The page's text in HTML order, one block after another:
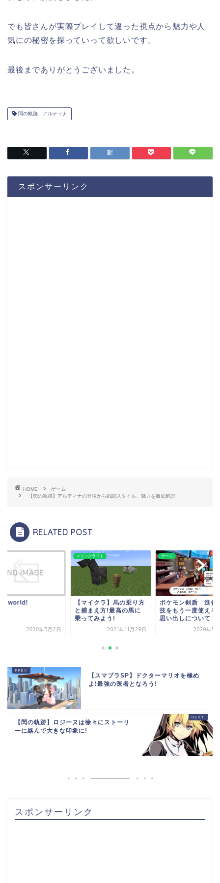
でも皆さんが実際プレイして違った視点から魅力や人
気にの秘密を探っていって欲しいです。
最後までありがとうございました。
閃の軌跡、アルティナ
スポンサーリンク
HOME
ゲーム
【閃の軌跡】アルティナの登場から戦闘スタイル、魅力を徹底解説!
RELATED POST
world!
2020年3月2日
マインクラフト
【マイクラ】馬の乗り方
と捕まえ方!最高の馬に
乗ってみよう!
2021年11月29日
ゲーム
ポケモン剣盾 進化
技をもう一度使える
思い出しについて
2020年5
【スマブラSP】ドクターマリオを極め
よ!最強の医者となろう!
【閃の軌跡】ロジーヌは徐々にストーリ
ーに絡んで大きな印象に!
スポンサーリンク